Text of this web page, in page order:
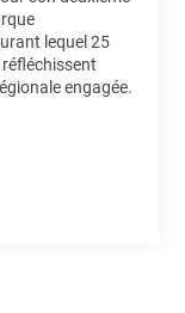
lequel 25
engagée.